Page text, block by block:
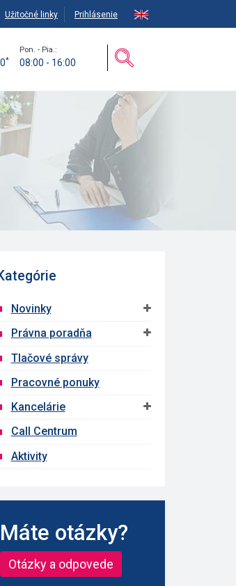
Užitočné linky Prihlásenie
*
Pon. - Pia.:
08:00 - 16:00
Novinky
Právna poradňa
Tlačové správy
Pracovné ponuky
Kancelárie
Call Centrum
Aktivity
Máte otázky?
Otázky a odpovede